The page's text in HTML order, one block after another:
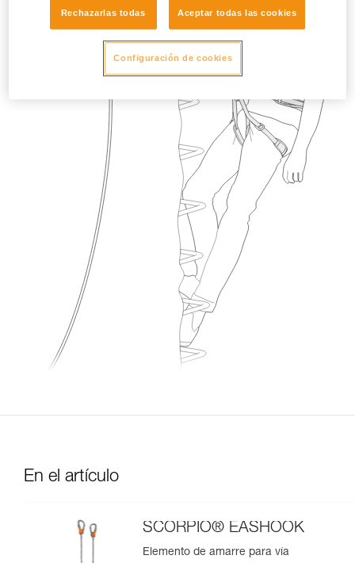
En el artículo
SCORPIO® EASHOOK
Elemento de amarre para vía
Rechazarlas todas Aceptar todas las cookies
Configuración de cookies